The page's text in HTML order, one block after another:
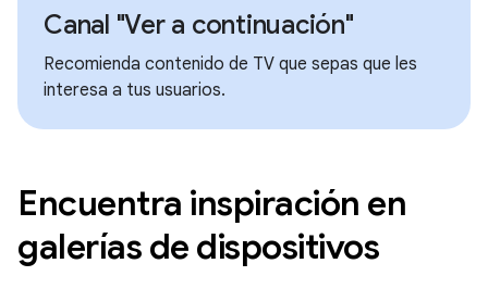
Canal "Ver a continuación"
Recomienda contenido de TV que sepas que les
interesa a tus usuarios.
Encuentra inspiración en
galerías de dispositivos